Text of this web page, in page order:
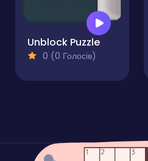
Unblock Puzzle
0 (0 Голосів)